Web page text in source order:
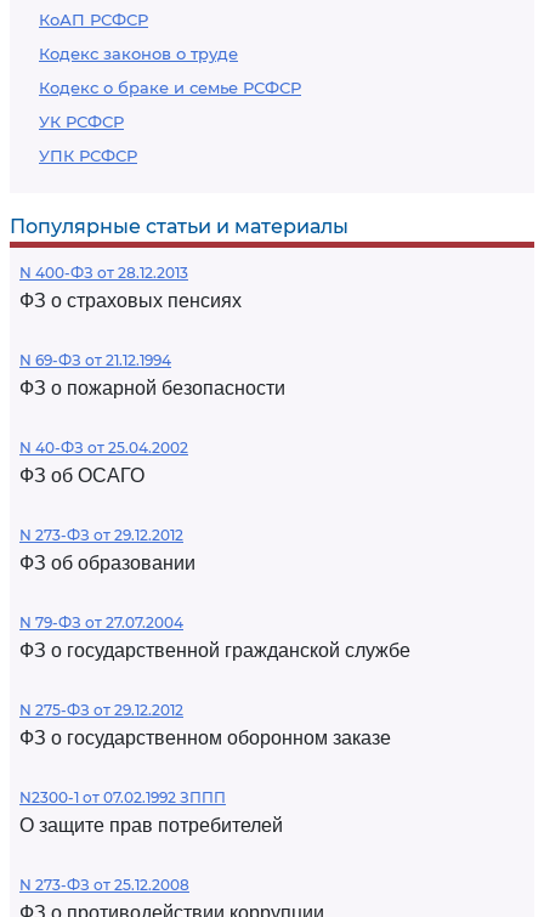
КоАП РСФСР
Кодекс законов о труде
Кодекс о браке и семье РСФСР
УК РСФСР
УПК РСФСР
Популярные статьи и материалы
N 400-ФЗ от 28.12.2013
ФЗ о страховых пенсиях
N 69-ФЗ от 21.12.1994
ФЗ о пожарной безопасности
N 40-ФЗ от 25.04.2002
ФЗ об ОСАГО
N 273-ФЗ от 29.12.2012
ФЗ об образовании
N 79-ФЗ от 27.07.2004
ФЗ о государственной гражданской службе
N 275-ФЗ от 29.12.2012
ФЗ о государственном оборонном заказе
N2300-1 от 07.02.1992 ЗППП
О защите прав потребителей
N 273-ФЗ от 25.12.2008
ФЗ о противодействии коррупции